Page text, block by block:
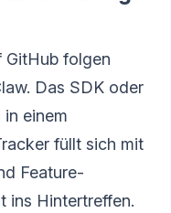
GitHub folgen
Das SDK oder
einem
füllt sich mit
Feature-
ins Hintertreffen.